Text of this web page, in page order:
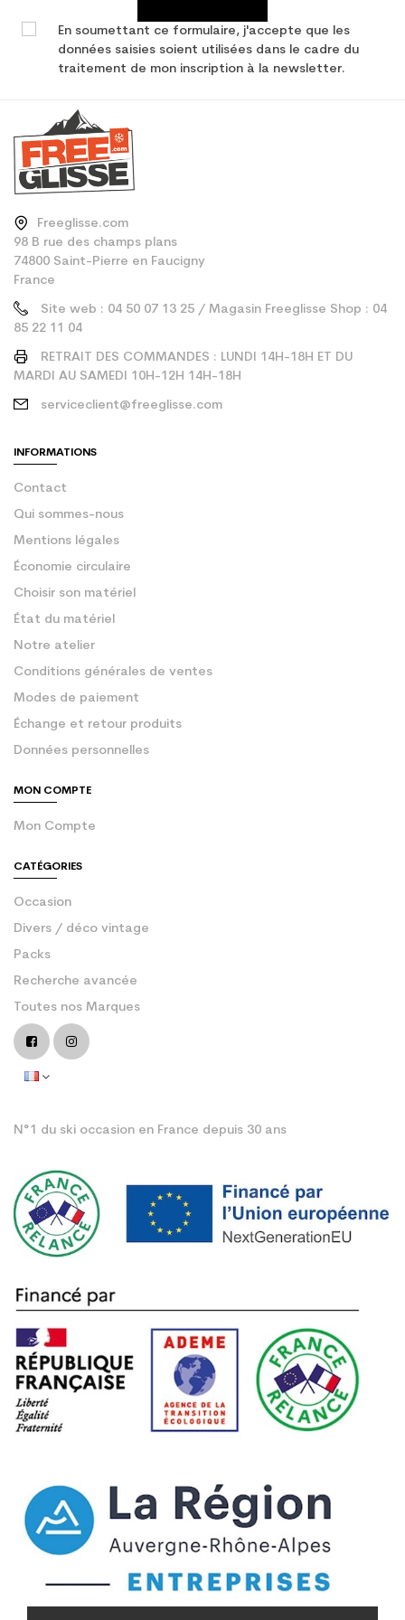
En soumettant ce formulaire, j'accepte que les
données saisies soient utilisées dans le cadre du
traitement de mon inscription à la newsletter.
Freeglisse.com
98 B rue des champs plans
74800 Saint-Pierre en Faucigny
France
Site web : 04 50 07 13 25 / Magasin Freeglisse Shop : 04
85 22 11 04
RETRAIT DES COMMANDES : LUNDI 14H-18H ET DU
MARDI AU SAMEDI 10H-12H 14H-18H
serviceclient@freeglisse.com
INFORMATIONS
Contact
Qui sommes-nous
Mentions légales
Économie circulaire
Choisir son matériel
État du matériel
Notre atelier
Conditions générales de ventes
Modes de paiement
Échange et retour produits
Données personnelles
MON COMPTE
Mon Compte
CATÉGORIES
Occasion
Divers / déco vintage
Packs
Recherche avancée
Toutes nos Marques
N°1 du ski occasion en France depuis 30 ans